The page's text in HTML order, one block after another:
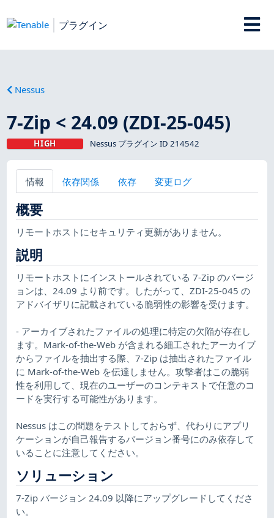
プラグイン
Nessus
7-Zip < 24.09 (ZDI-25-045)
HIGH Nessus プラグイン ID 214542
情報 依存関係 依存 変更ログ
概要
リモートホストにセキュリティ更新がありません。
説明
リモートホストにインストールされている 7-Zip のバージ
ョンは、24.09 より前です。したがって、ZDI-25-045 の
アドバイザリに記載されている脆弱性の影響を受けます。
- アーカイブされたファイルの処理に特定の欠陥が存在し
ます。Mark-of-the-Web が含まれる細工されたアーカイブ
からファイルを抽出する際、7-Zip は抽出されたファイル
に Mark-of-the-Web を伝達しません。攻撃者はこの脆弱
性を利用して、現在のユーザーのコンテキストで任意のコ
ードを実行する可能性があります。
Nessus はこの問題をテストしておらず、代わりにアプリ
ケーションが自己報告するバージョン番号にのみ依存して
いることに注意してください。
ソリューション
7-Zip バージョン 24.09 以降にアップグレードしてくださ
い。